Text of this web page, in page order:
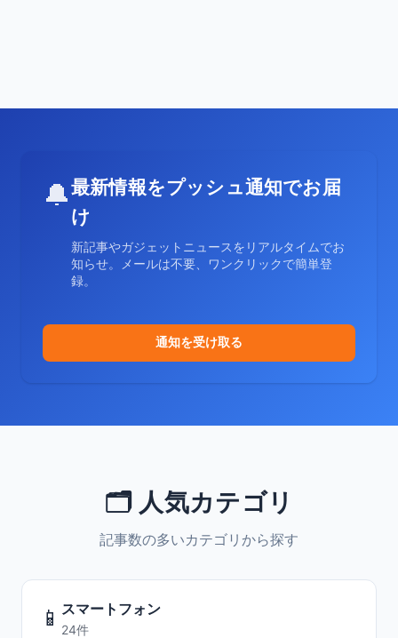
🔔最新情報をプッシュ通知でお届
け
新記事やガジェットニュースをリアルタイムでお
知らせ。メールは不要、ワンクリックで簡単登
録。
通知を受け取る
🗂️ 人気カテゴリ
記事数の多いカテゴリから探す
📱 スマートフォン
24件